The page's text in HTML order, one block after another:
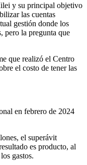
y su principal objetivo
las cuentas
gestión donde los
pero la pregunta que
que realizó el Centro
el costo de tener las
en febrero de 2024
el superávit
es producto, al
gastos.